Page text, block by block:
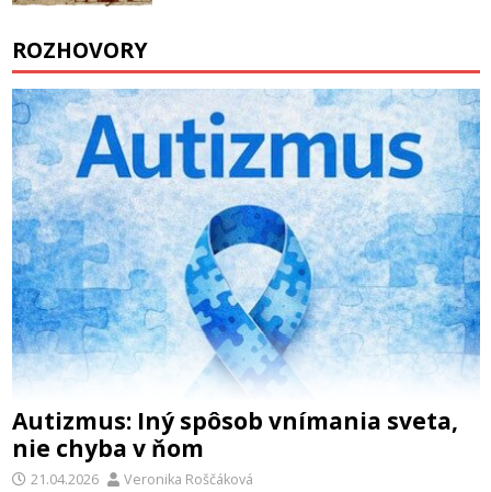
ROZHOVORY
Autizmus: Iný spôsob vnímania sveta,
nie chyba v ňom
21.04.2026 Veronika Roščáková